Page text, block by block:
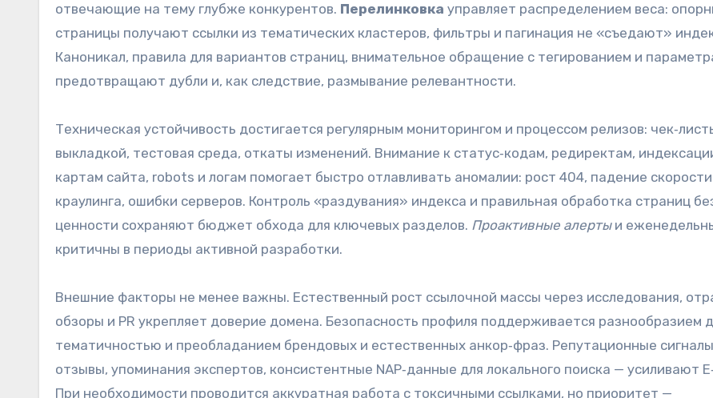
отвечающие на тему глубже конкурентов. Перелинковка управляет распределением веса:
страницы получают ссылки из тематических кластеров, фильтры и пагинация не «съедают»
Каноникал, правила для вариантов страниц, внимательное обращение с тегированием и
предотвращают дубли и, как следствие, размывание релевантности.
Техническая устойчивость достигается регулярным мониторингом и процессом релизов:
выкладкой, тестовая среда, откаты изменений. Внимание к статус‑кодам, редиректам,
картам сайта, robots и логам помогает быстро отлавливать аномалии: рост 404, падение скорости
краулинга, ошибки серверов. Контроль «раздувания» индекса и правильная обработка страниц
ценности сохраняют бюджет обхода для ключевых разделов. Проактивные алертыи
критичны в периоды активной разработки.
Внешние факторы не менее важны. Естественный рост ссылочной массы через исследования,
обзоры и PR укрепляет доверие домена. Безопасность профиля поддерживается разнообразием
тематичностью и преобладанием брендовых и естественных анкор‑фраз. Репутационные
отзывы, упоминания экспертов, консистентные NAP‑данные для локального поиска — усиливают
При необходимости проводится аккуратная работа с токсичными ссылками, но приоритет —